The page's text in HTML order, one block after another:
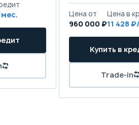
960 000 ₽11 428